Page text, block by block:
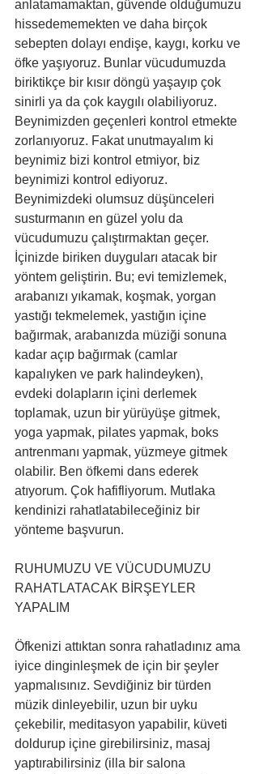
anlatamamaktan, güvende olduğumuzu
hissedememekten ve daha birçok
sebepten dolayı endişe, kaygı, korku ve
öfke yaşıyoruz. Bunlar vücudumuzda
biriktikçe bir kısır döngü yaşayıp çok
sinirli ya da çok kaygılı olabiliyoruz.
Beynimizden geçenleri kontrol etmekte
zorlanıyoruz. Fakat unutmayalım ki
beynimiz bizi kontrol etmiyor, biz
beynimizi kontrol ediyoruz.
Beynimizdeki olumsuz düşünceleri
susturmanın en güzel yolu da
vücudumuzu çalıştırmaktan geçer.
İçinizde biriken duyguları atacak bir
yöntem geliştirin. Bu; evi temizlemek,
arabanızı yıkamak, koşmak, yorgan
yastığı tekmelemek, yastığın içine
bağırmak, arabanızda müziği sonuna
kadar açıp bağırmak (camlar
kapalıyken ve park halindeyken),
evdeki dolapların içini derlemek
toplamak, uzun bir yürüyüşe gitmek,
yoga yapmak, pilates yapmak, boks
antrenmanı yapmak, yüzmeye gitmek
olabilir. Ben öfkemi dans ederek
atıyorum. Çok hafifliyorum. Mutlaka
kendinizi rahatlatabileceğiniz bir
yönteme başvurun.
RUHUMUZU VE VÜCUDUMUZU
RAHATLATACAK BİRŞEYLER
YAPALIM
Öfkenizi attıktan sonra rahatladınız ama
iyice dinginleşmek de için bir şeyler
yapmalısınız. Sevdiğiniz bir türden
müzik dinleyebilir, uzun bir uyku
çekebilir, meditasyon yapabilir, küveti
doldurup içine girebilirsiniz, masaj
yaptırabilirsiniz (illa bir salona